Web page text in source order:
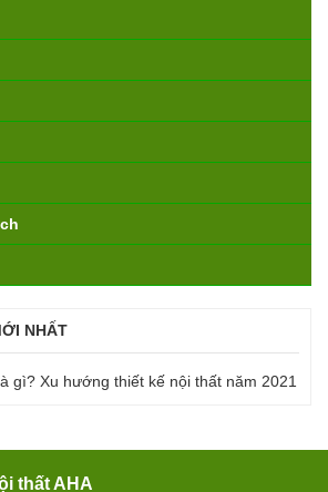
NHẤT
gì? Xu hướng thiết kế nội thất năm 2021
thất AHA